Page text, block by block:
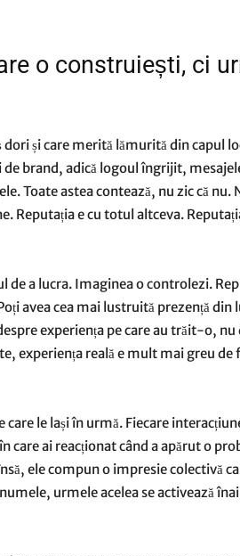
o construiești, ci
și care merită lămurită din capul
brand, adică logoul îngrijit,
Toate astea contează, nu zic că nu.
Reputația e cu totul altceva.
a lucra. Imaginea o controlezi.
avea cea mai lustruită prezență din
experiența pe care au trăit-o, nu
experiența reală e mult mai greu de
le lași în urmă. Fiecare
care ai reacționat când a apărut o
ele compun o impresie colectivă
urmele acelea se activează